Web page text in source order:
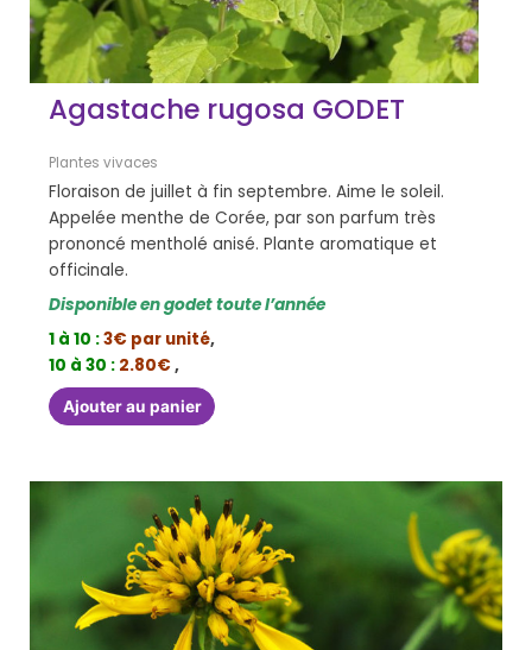
Agastache rugosa GODET
Plantes vivaces
Floraison de juillet à fin septembre. Aime le soleil.
Appelée menthe de Corée, par son parfum très
prononcé mentholé anisé. Plante aromatique et
officinale.
Disponible en godet toute l’année
1 à 10 :3€ par unité,
10 à 30 : 2.80€,
Ajouter au panier